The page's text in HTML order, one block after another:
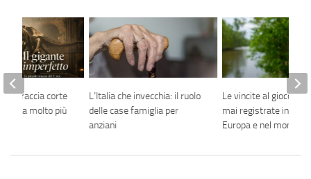
L’Italia che invecchia: il ruolo
delle case famiglia per
anziani
Le vincite al gioco più
mai registrate in
Europa e nel mondo
braccia corte
molto più